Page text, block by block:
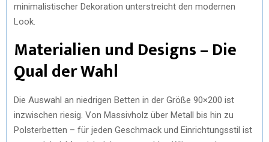
minimalistischer Dekoration unterstreicht den modernen
Look.
Materialien und Designs – Die
Qual der Wahl
Die Auswahl an niedrigen Betten in der Größe 90×200 ist
inzwischen riesig. Von Massivholz über Metall bis hin zu
Polsterbetten – für jeden Geschmack und Einrichtungsstil ist